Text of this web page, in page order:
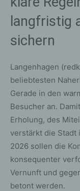
langfristig
sichern
Langenhagen
beliebtesten
Gerade in den
Besucher an.
Erholung, des
verstärkt die Stadt
2026 sollen die
konsequenter
Vernunft und
betont werden.